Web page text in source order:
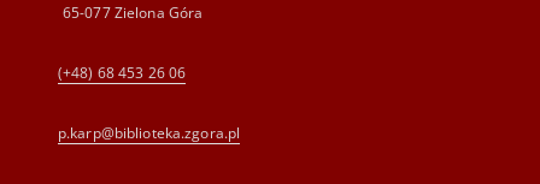
65-077 Zielona Góra
(+48) 68 453 26 06
p.karp@biblioteka.zgora.pl